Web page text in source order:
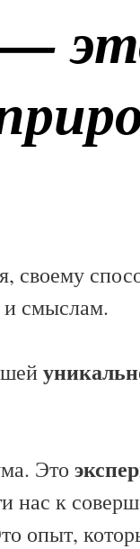
—
своему
и смыслам.
Это
нас к
опыт,